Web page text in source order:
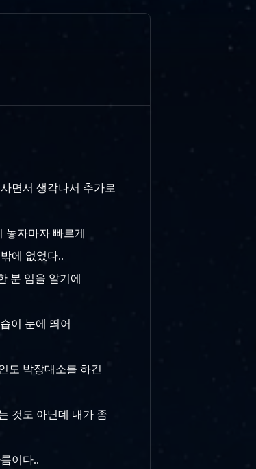
면서 생각나서 추가로
자마자 빠르게
에 없었다..
분 임을 알기에
이 눈에 띄어
도 박장대소를 하긴
것도 아닌데 내가 좀
이다..